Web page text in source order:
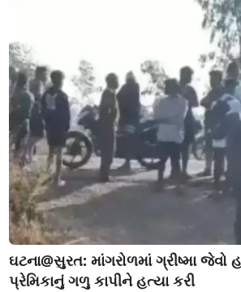
ઘટના@સુરત: માંગરોળમાં ગ્રીષ્મા જેવો
પ્રેમિકાનું ગળુ કાપીને હત્યા કરી